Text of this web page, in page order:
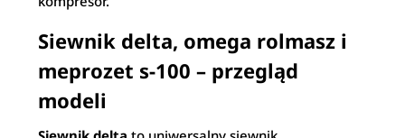
Siewnik delta, omega rolmasz i
meprozet s-100 – przegląd
modeli